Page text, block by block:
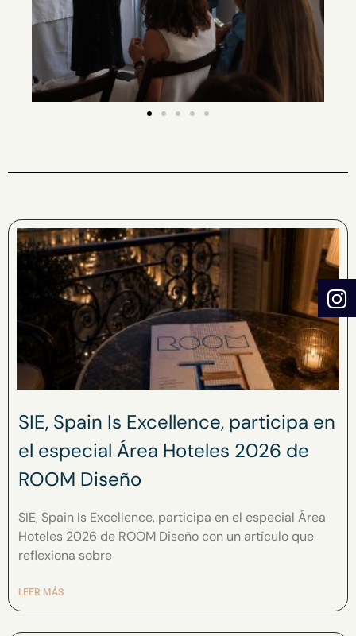
SIE, Spain Is Excellence, participa en
el especial Área Hoteles 2026 de
ROOM Diseño
SIE, Spain Is Excellence, participa en el especial Área
Hoteles 2026 de ROOM Diseño con un artículo que
reflexiona sobre
LEER MÁS